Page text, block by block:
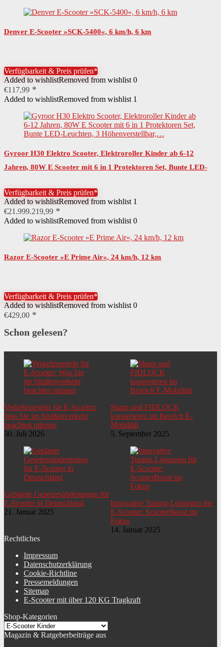
Denver E-Scooter »SCK-5400«, 6 km/h, 6 km
Verfügbarkeit & Preis prüfen*
Added to wishlistRemoved from wishlist 0
€117,99
Added to wishlistRemoved from wishlist 1
Gyroor H30 Elektro Scooter, Elektroroller Kinder ab 6-12
Jahren, 80W E Scooter mit 6 in 1 Protektoren Set, Bunte LED-
Verfügbarkeit & Preis prüfen*
Added to wishlistRemoved from wishlist 1
€21.999.219,99
Added to wishlistRemoved from wishlist 0
Razor E-Scooter »E Prime Air«, 24 km/h, 12 km
Verfügbarkeit & Preis prüfen*
Added to wishlistRemoved from wishlist 0
€429,00
Schon gelesen?
Verkehrsregeln für E-Scooter:
Was Sie im Straßenverkehr
beachten müssen
30. Juli 2026
Sharp und FIDLOCK
kooperieren im Bereich E-
Mobilität
5. September 2025
Geplante Gesetzesänderungen für
E-Scooter in Deutschland
21. Januar 2025
Innovative Tuning-Lösungen für
E-Scooter: ScooterBoost im
Fokus
14. Januar 2025
Rechtliches
Impressum
Datenschutzerklärung
Cookie-Richtline
Pressemeldungen
Sitemap
E-Scooter mit über 120 KG Tragkraft
Shop-Kategorien
Magazin & Ratgeberbeiträge aus